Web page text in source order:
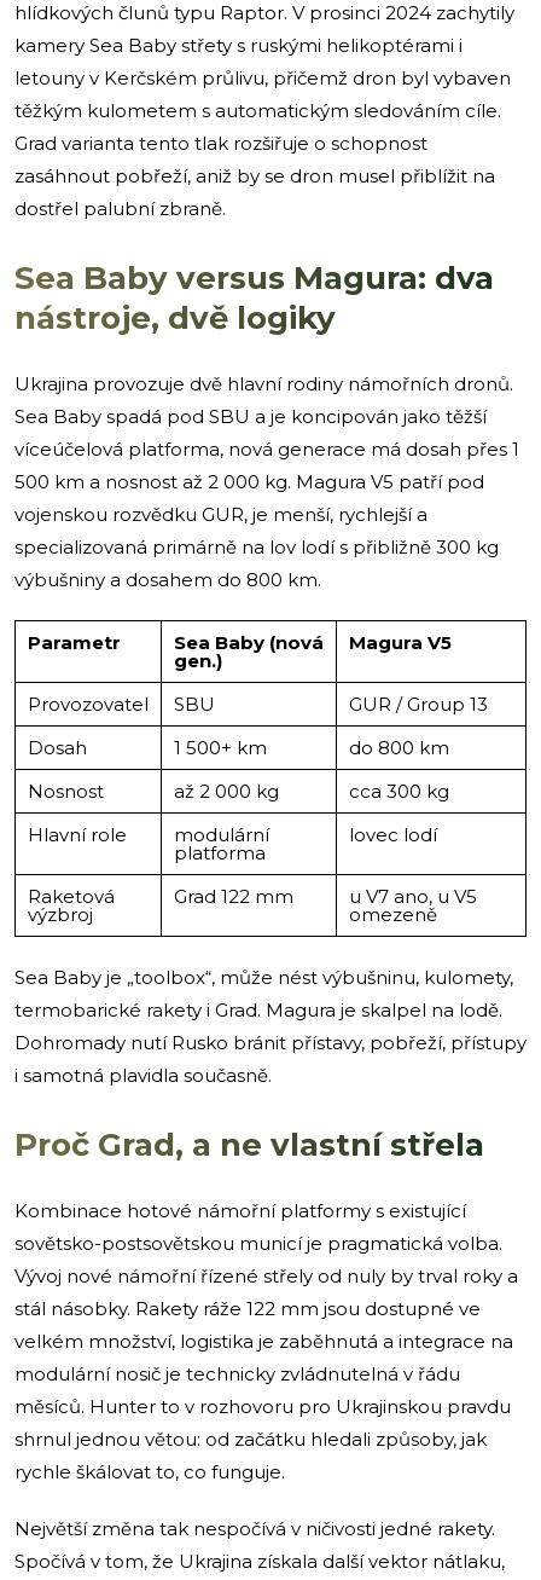
hlídkových člunů typu Raptor. V prosinci 2024 zachytily
kamery Sea Baby střety s ruskými helikoptérami i
letouny v Kerčském průlivu, přičemž dron byl vybaven
těžkým kulometem s automatickým sledováním cíle.
Grad varianta tento tlak rozšiřuje o schopnost
zasáhnout pobřeží, aniž by se dron musel přiblížit na
dostřel palubní zbraně.
Sea Baby versus Magura: dva
nástroje, dvě logiky
Ukrajina provozuje dvě hlavní rodiny námořních dronů.
Sea Baby spadá pod SBU a je koncipován jako těžší
víceúčelová platforma, nová generace má dosah přes 1
500 km a nosnost až 2 000 kg. Magura V5 patří pod
vojenskou rozvědku GUR, je menší, rychlejší a
specializovaná primárně na lov lodí s přibližně 300 kg
výbušniny a dosahem do 800 km.
Parametr Sea Baby (nová
gen.)
Magura V5
Provozovatel SBU
GUR / Group 13
Dosah
1 500+ km
do 800 km
Nosnost
až 2 000 kg
cca 300 kg
Hlavní role
modulární
platforma
lovec lodí
Raketová
výzbroj
Grad 122 mm u V7 ano, u V5
omezeně
Sea Baby je „toolbox“, může nést výbušninu, kulomety,
termobarické rakety i Grad. Magura je skalpel na lodě.
Dohromady nutí Rusko bránit přístavy, pobřeží, přístupy
i samotná plavidla současně.
Proč Grad, a ne vlastní střela
Kombinace hotové námořní platformy s existující
sovětsko-postsovětskou municí je pragmatická volba.
Vývoj nové námořní řízené střely od nuly by trval roky a
stál násobky. Rakety ráže 122 mm jsou dostupné ve
velkém množství, logistika je zaběhnutá a integrace na
modulární nosič je technicky zvládnutelná v řádu
měsíců. Hunter to v rozhovoru pro Ukrajinskou pravdu
shrnul jednou větou: od začátku hledali způsoby, jak
rychle škálovat to, co funguje.
Největší změna tak nespočívá v ničivosti jedné rakety.
Spočívá v tom, že Ukrajina získala další vektor nátlaku,